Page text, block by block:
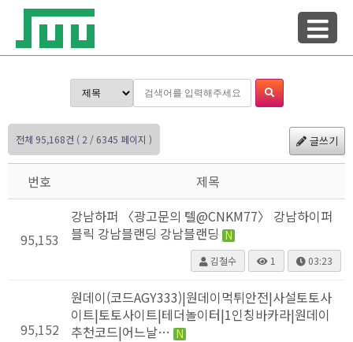
전체 95,168건 ( 2 / 6345 페이지 ) 글쓰기
번호 제목
95,153
강남하퍼 〈광고문의 텔@CNKM77〉 강남하이퍼
블릭 강남블랜딩 강남블랜딩 N
김철수 1 03:23
95,152
원데이(코드AGY333)|원데이먹튀안전|사설토토사
이트|토토사이트|테더놀이터|1인칭바카라|원데이
추천코드|어느날… N